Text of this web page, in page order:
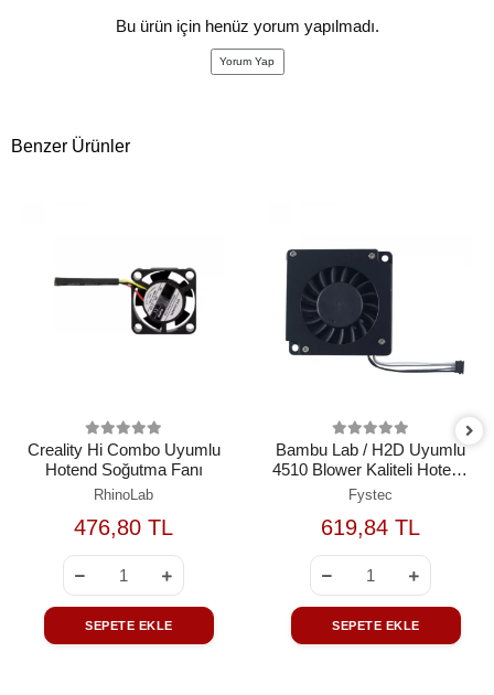
Bu ürün için henüz yorum yapılmadı.
Yorum Yap
Benzer Ürünler
Creality Hi Combo Uyumlu
Hotend Soğutma Fanı
RhinoLab
476,80 TL
SEPETE EKLE
Bambu Lab / H2D Uyumlu
4510 Blower Kaliteli Hotend
Soğutma Fanı (5V PWM)
Fystec
619,84 TL
SEPETE EKLE